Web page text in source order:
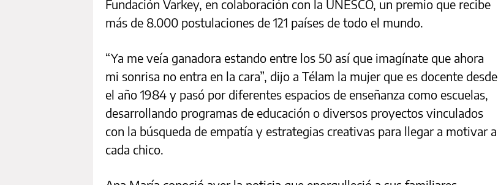
Fundación Varkey, en colaboración con la UNESCO, un premio que recibe
más de 8.000 postulaciones de 121 países de todo el mundo.
“Ya me veía ganadora estando entre los 50 así que imagínate que ahora
mi sonrisa no entra en la cara”, dijo a Télam la mujer que es docente desde
el año 1984 y pasó por diferentes espacios de enseñanza como escuelas,
desarrollando programas de educación o diversos proyectos vinculados
con la búsqueda de empatía y estrategias creativas para llegar a motivar a
cada chico.